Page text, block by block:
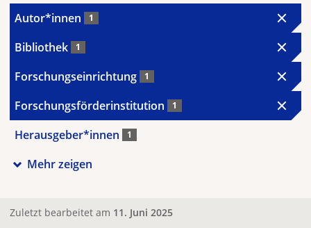
Autor*innen 1
Bibliothek 1
Forschungseinrichtung 1
Forschungsförderinstitution 1
Herausgeber*innen 1
Mehr zeigen
Zuletzt bearbeitet am 11. Juni 2025